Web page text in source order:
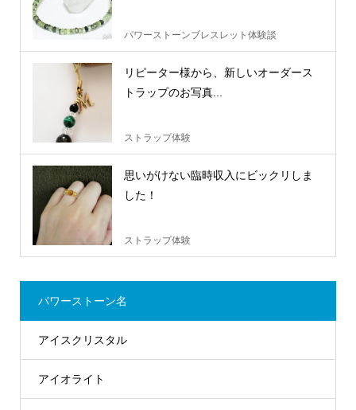
パワーストーンブレスレット体験談
リピーター様から、新しいオーダース
トラップのお写真...
ストラップ体験
思いがけない臨時収入にビックリしま
した！
ストラップ体験
パワーストーン名
アイスクリスタル
アイオライト